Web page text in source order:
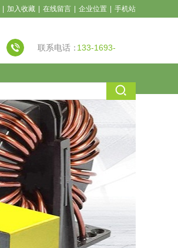
133-1693-
联系电话：
加入收藏 在线留言 企业位置 手机站